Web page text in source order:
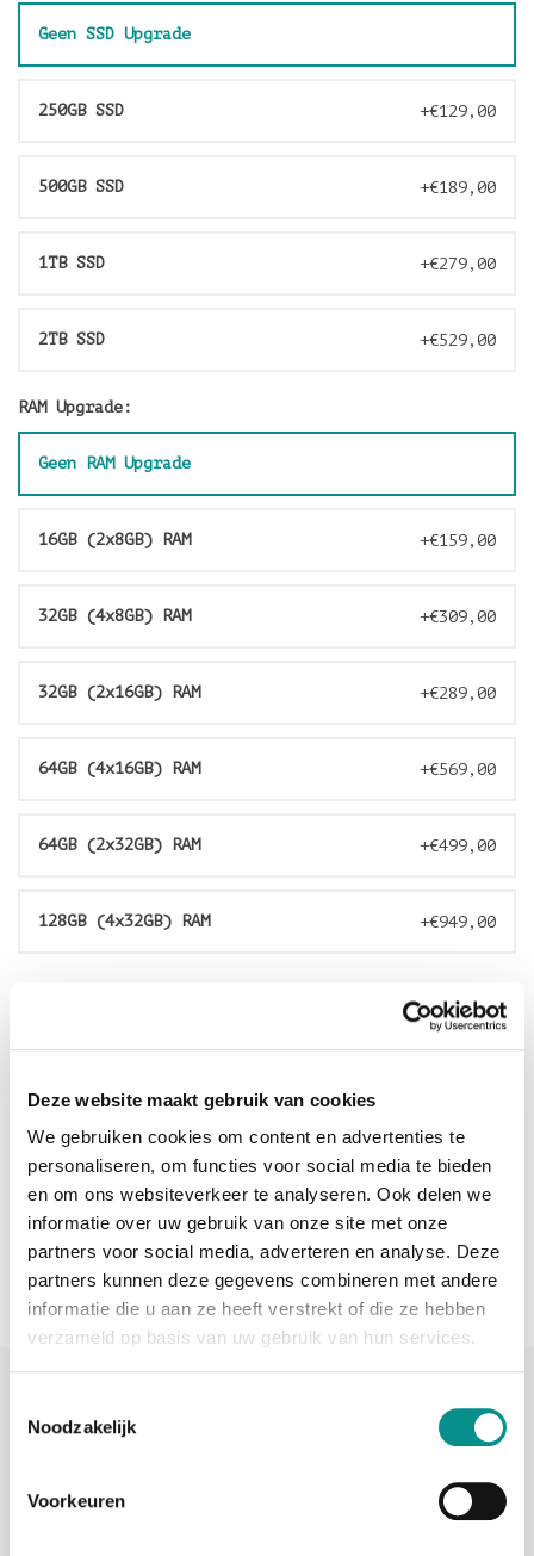
Deze website maakt gebruik van cookies
We gebruiken cookies om content en advertenties te
personaliseren, om functies voor social media te bieden
en om ons websiteverkeer te analyseren. Ook delen we
informatie over uw gebruik van onze site met onze
partners voor social media, adverteren en analyse. Deze
partners kunnen deze gegevens combineren met andere
informatie die u aan ze heeft verstrekt of die ze hebben
verzameld op basis van uw gebruik van hun services.
Noodzakelijk
Voorkeuren
Geen SSD Upgrade
250GB SSD +€129,00
500GB SSD +€189,00
1TB SSD +€279,00
2TB SSD +€529,00
RAM Upgrade:
Geen RAM Upgrade
16GB (2x8GB) RAM +€159,00
32GB (4x8GB) RAM +€309,00
32GB (2x16GB) RAM +€289,00
64GB (4x16GB) RAM +€569,00
64GB (2x32GB) RAM +€499,00
128GB (4x32GB) RAM +€949,00
Veilig betalen
met
30 dagen bedenktijd